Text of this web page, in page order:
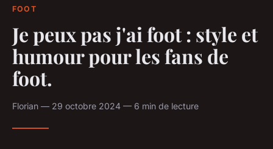
FOOT
Je peux pas j'ai foot : style et
humour pour les fans de
foot.
Florian — 29 octobre 2024 — 6 min de lecture